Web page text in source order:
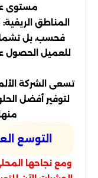
مستوى
المناطق
فحسب، بل تشمل
للعميل الحصول
تسعى الشركة
لتوفير أفضل
التوسع
ومع نجاحها